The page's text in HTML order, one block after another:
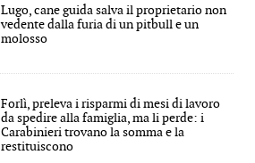
Lugo, cane guida salva il proprietario non
vedente dalla furia di un pitbull e un
molosso
Forlì, preleva i risparmi di mesi di lavoro
da spedire alla famiglia, ma li perde: i
Carabinieri trovano la somma e la
restituiscono